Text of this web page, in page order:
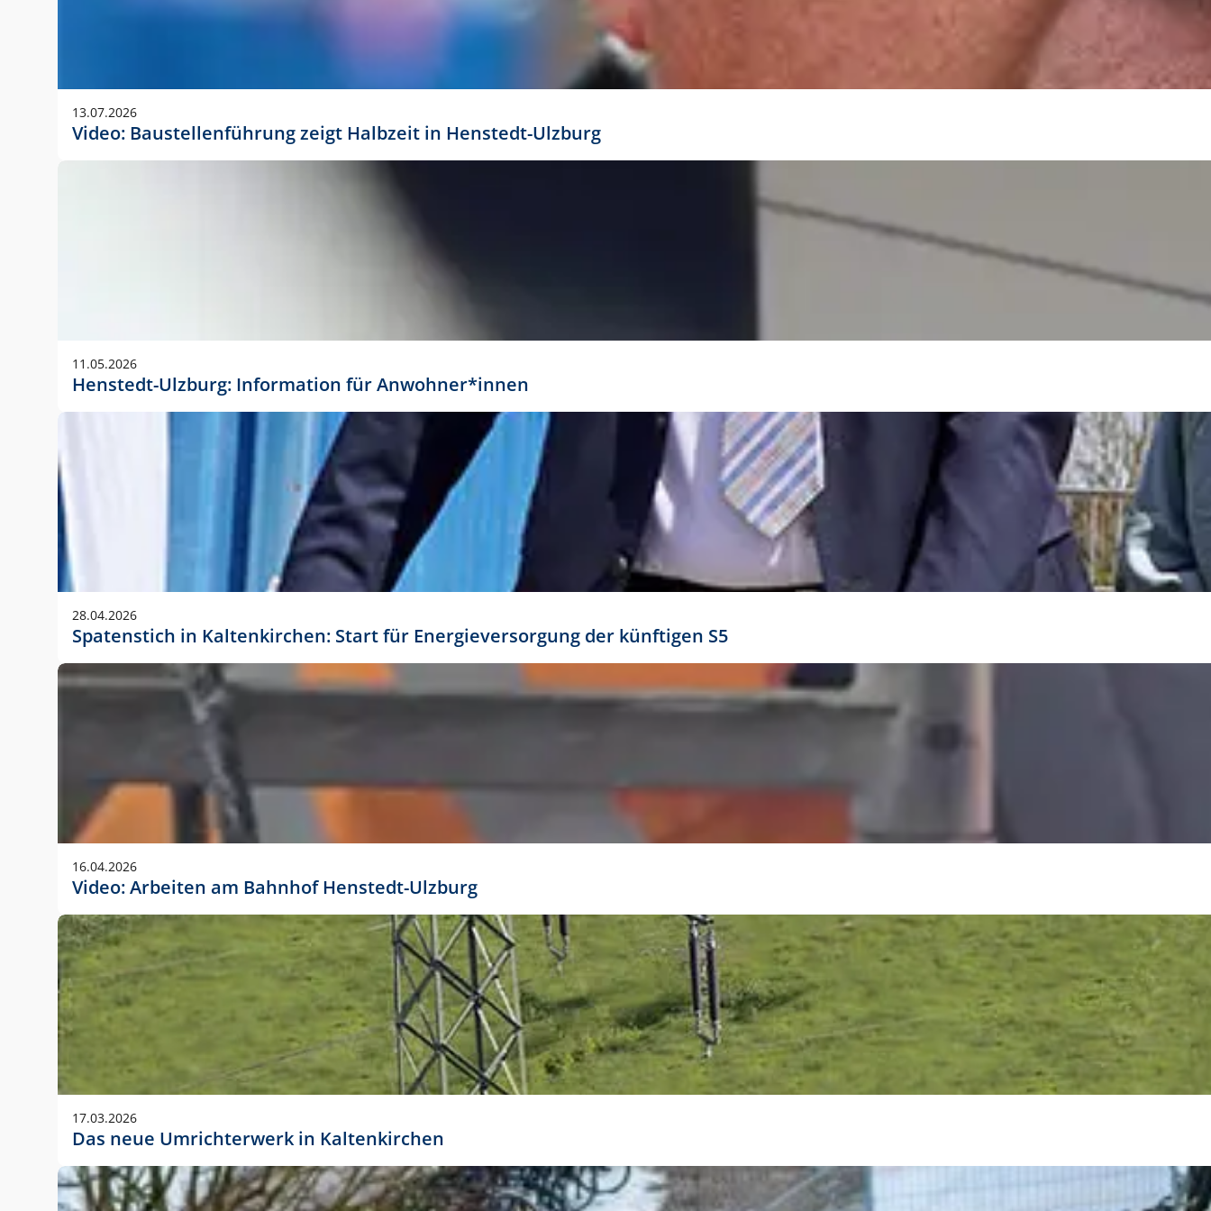
Anwendungsgröße im Layout:
Die Logohöhe beträgt 4 – 10 % der jeweiligen Formathöhe. Daraus ergeben sich für gängige Formate
folgende fest definierte Anwendungsgrößen im Layout:
DIN A3 – 15 mm hoch (5 %)
DIN A1 – 39 mm hoch (5 %)
DIN lang – 10 mm hoch (5 %)
1080 x 1080 px – 78 px hoch (7 %)
In Ausnahmefällen darf das Logo jedoch auch größer oder kleiner gesetzt werden. Dazu bedarf es jedoch
stets der vorherigen Absprache mit der Marketingabteilung.
13.07.2026
Video: Baustellenführung zeigt Halbzeit in Henstedt-Ulzburg
11.05.2026
Henstedt-Ulzburg: Information für Anwohner*innen
28.04.2026
Spatenstich in Kaltenkirchen: Start für Energieversorgung der künftigen S5
16.04.2026
Video: Arbeiten am Bahnhof Henstedt-Ulzburg
17.03.2026
Das neue Umrichterwerk in Kaltenkirchen